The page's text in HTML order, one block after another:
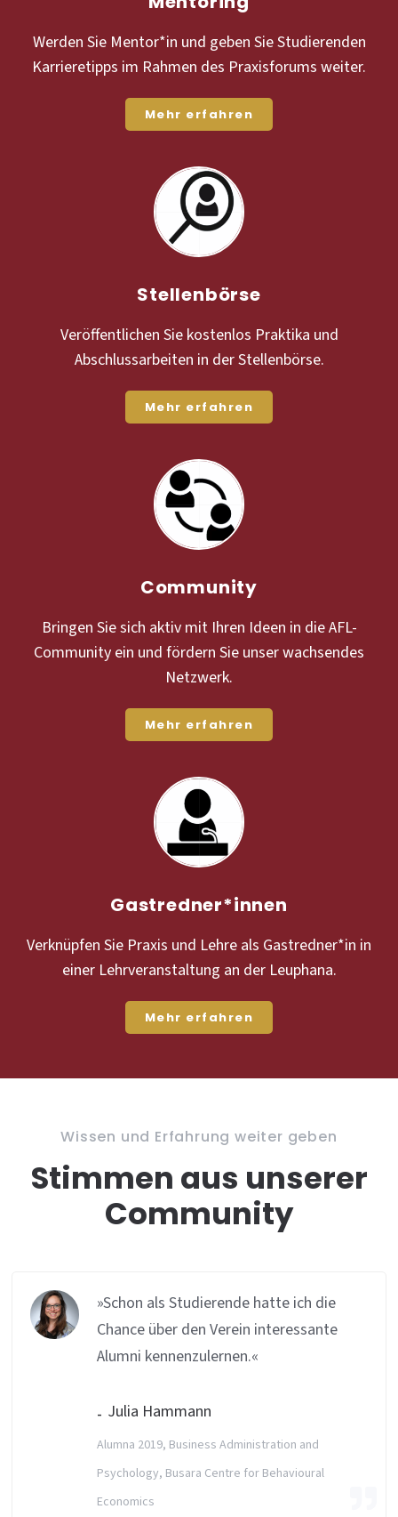
Werden Sie Mentor*in und geben Sie Studierenden
Karrieretipps im Rahmen des Praxisforums weiter.
Mehr erfahren
Stellenbörse
Veröffentlichen Sie kostenlos Praktika und
Abschlussarbeiten in der Stellenbörse.
Mehr erfahren
Community
Bringen Sie sich aktiv mit Ihren Ideen in die AFL-
Community ein und fördern Sie unser wachsendes
Netzwerk.
Mehr erfahren
Gastredner*innen
Verknüpfen Sie Praxis und Lehre als Gastredner*in in
einer Lehrveranstaltung an der Leuphana.
Mehr erfahren
Stimmen aus unserer
Community
Wissen und Erfahrung weiter geben
Julia Hammann
Alumna 2019, Business Administration and
Psychology, Busara Centre for Behavioural
Economics
»Schon als Studierende hatte ich die
Chance über den Verein interessante
Alumni kennenzulernen.«